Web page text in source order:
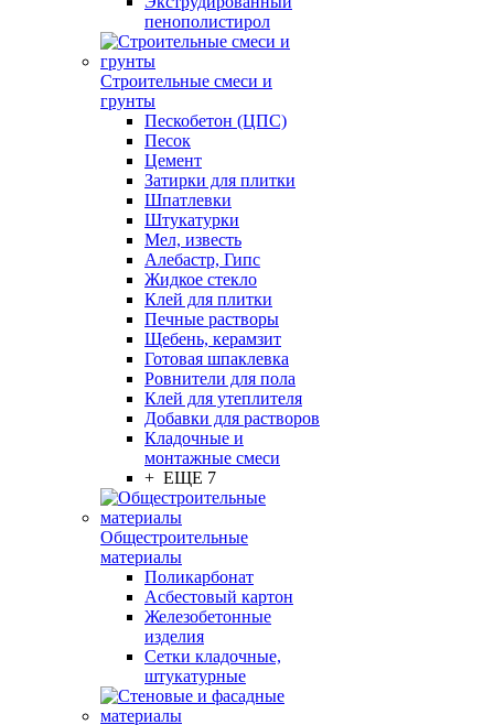
пенополистирол
Строительные смеси и
грунты
Пескобетон (ЦПС)
Песок
Цемент
Затирки для плитки
Шпатлевки
Штукатурки
Мел, известь
Алебастр, Гипс
Жидкое стекло
Клей для плитки
Печные растворы
Щебень, керамзит
Готовая шпаклевка
Ровнители для пола
Клей для утеплителя
Добавки для растворов
Кладочные и
монтажные смеси
+ ЕЩЕ 7
Общестроительные
материалы
Поликарбонат
Асбестовый картон
Железобетонные
изделия
Сетки кладочные,
штукатурные